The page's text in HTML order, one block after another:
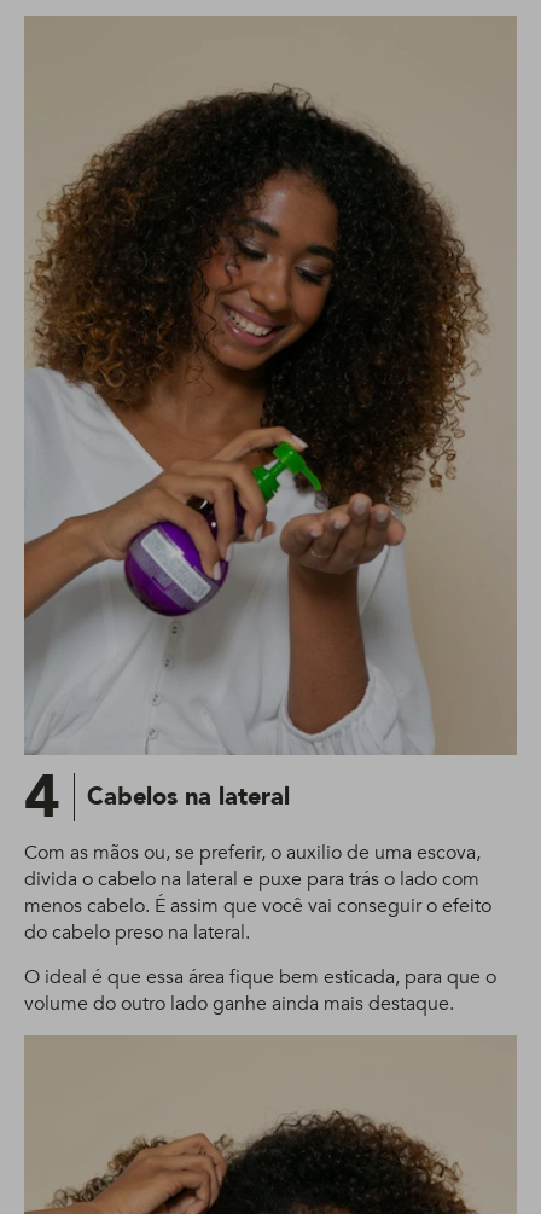
4 Cabelos na lateral
Com as mãos ou, se preferir, o auxilio de uma escova,
divida o cabelo na lateral e puxe para trás o lado com
menos cabelo. É assim que você vai conseguir o efeito
do cabelo preso na lateral.
O ideal é que essa área fique bem esticada, para que o
volume do outro lado ganhe ainda mais destaque.